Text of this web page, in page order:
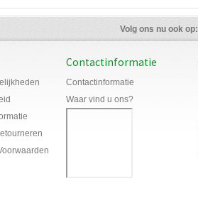
Volg ons nu ook op:
Contactinformatie
Contactinformatie
Waar vind u ons?